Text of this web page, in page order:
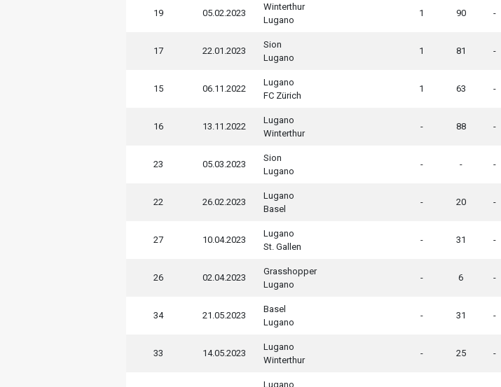
19 05.02.2023
Winterthur
Lugano
1 90 -
17 22.01.2023
Sion
Lugano
1 81 -
15 06.11.2022
Lugano
FC Zürich
1 63 -
16 13.11.2022
Lugano
Winterthur
- 88 -
23 05.03.2023
Sion
Lugano
- - -
22 26.02.2023
Lugano
Basel
- 20 -
27 10.04.2023
Lugano
St. Gallen
- 31 -
26 02.04.2023
Grasshopper
Lugano
- 6 -
34 21.05.2023
Basel
Lugano
- 31 -
33 14.05.2023
Lugano
Winterthur
- 25 -
Lugano